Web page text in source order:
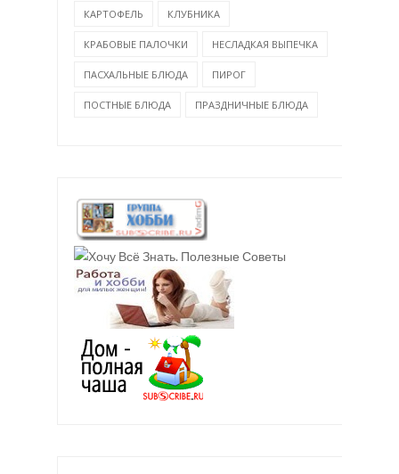
КАРТОФЕЛЬ КЛУБНИКА
КРАБОВЫЕ ПАЛОЧКИ НЕСЛАДКАЯ ВЫПЕЧКА
ПАСХАЛЬНЫЕ БЛЮДА ПИРОГ
ПОСТНЫЕ БЛЮДА ПРАЗДНИЧНЫЕ БЛЮДА